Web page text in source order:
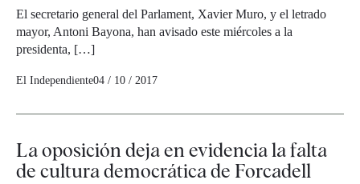
El secretario general del Parlament, Xavier Muro, y el letrado
mayor, Antoni Bayona, han avisado este miércoles a la
presidenta, […]
El Independiente04 / 10 / 2017
La oposición deja en evidencia la falta
de cultura democrática de Forcadell